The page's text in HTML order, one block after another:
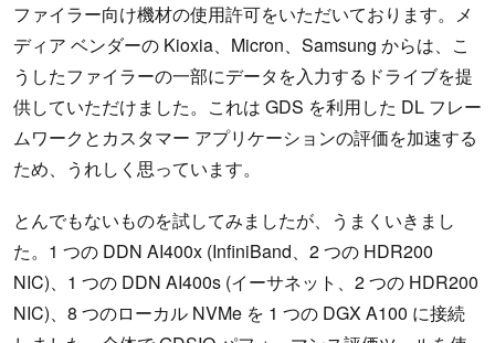
ファイラー向け機材の使用許可をいただいております。メ
ディア ベンダーの Kioxia、Micron、Samsung からは、こ
うしたファイラーの一部にデータを入力するドライブを提
供していただけました。これは GDS を利用した DL フレー
ムワークとカスタマー アプリケーションの評価を加速する
ため、うれしく思っています。
とんでもないものを試してみましたが、うまくいきまし
た。1 つの DDN AI400x (InfiniBand、2 つの HDR200
NIC)、1 つの DDN AI400s (イーサネット、2 つの HDR200
NIC)、8 つのローカル NVMe を 1 つの DGX A100 に接続